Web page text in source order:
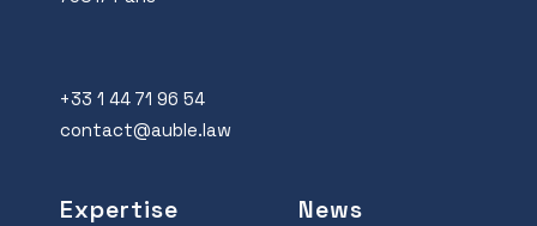
+33 1 44 71 96 54
contact@auble.law
Expertise
News